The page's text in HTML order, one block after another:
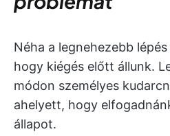
Néha a legnehezebb
hogy kiégés előtt állunk.
módon személyes
ahelyett, hogy
állapot.